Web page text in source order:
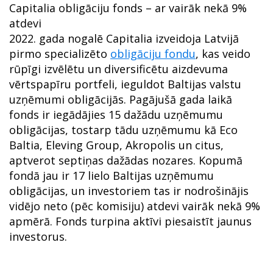
Capitalia obligāciju fonds – ar vairāk nekā 9%
atdevi
2022. gada nogalē Capitalia izveidoja Latvijā
pirmo specializēto obligāciju fondu, kas veido
rūpīgi izvēlētu un diversificētu aizdevuma
vērtspapīru portfeli, ieguldot Baltijas valstu
uzņēmumi obligācijās. Pagājušā gada laikā
fonds ir iegādājies 15 dažādu uzņēmumu
obligācijas, tostarp tādu uzņēmumu kā Eco
Baltia, Eleving Group, Akropolis un citus,
aptverot septiņas dažādas nozares. Kopumā
fondā jau ir 17 lielo Baltijas uzņēmumu
obligācijas, un investoriem tas ir nodrošinājis
vidējo neto (pēc komisiju) atdevi vairāk nekā 9%
apmērā. Fonds turpina aktīvi piesaistīt jaunus
investorus.